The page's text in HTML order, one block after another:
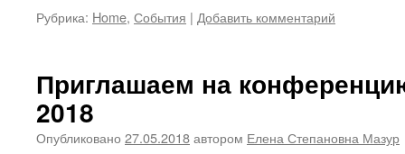
Рубрика: Home, События | Добавить комментарий
Приглашаем на
2018
Опубликовано 27.05.2018автором Елена Степановна Мазур